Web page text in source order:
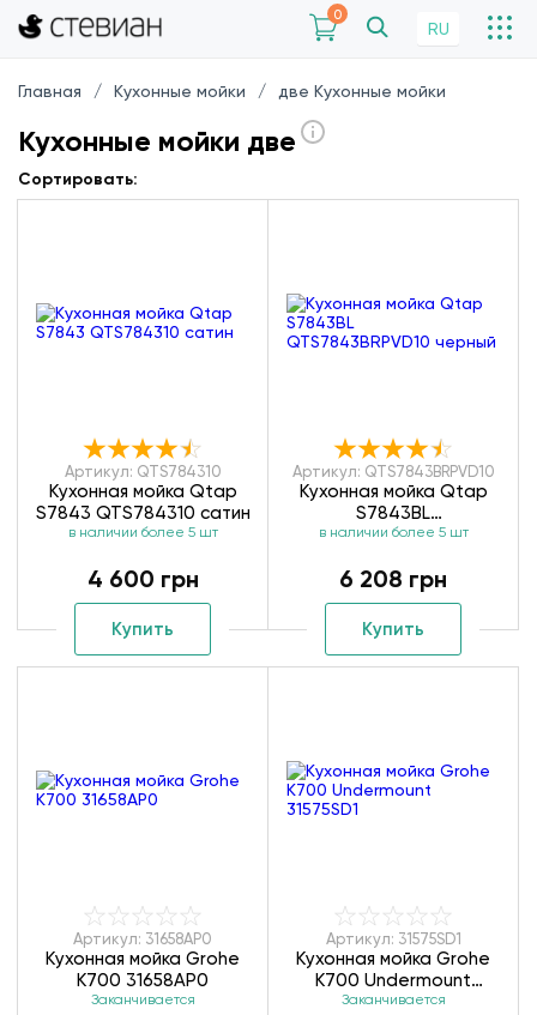
0
RU
Главная Кухонные мойки две Кухонные мойки
Кухонные мойки две
Сортировать:
Артикул: QTS784310
Кухонная мойка Qtap
S7843 QTS784310 сатин
в наличии более 5 шт
4 600 грн
Купить
Артикул: QTS7843BRPVD10
Кухонная мойка Qtap
S7843BL
QTS7843BRPVD10
в наличии более 5 шт
6 208 грн
Купить
Артикул: 31658AP0
Кухонная мойка Grohe
K700 31658AP0
Заканчивается
Артикул: 31575SD1
Кухонная мойка Grohe
K700 Undermount
31575SD1
Заканчивается